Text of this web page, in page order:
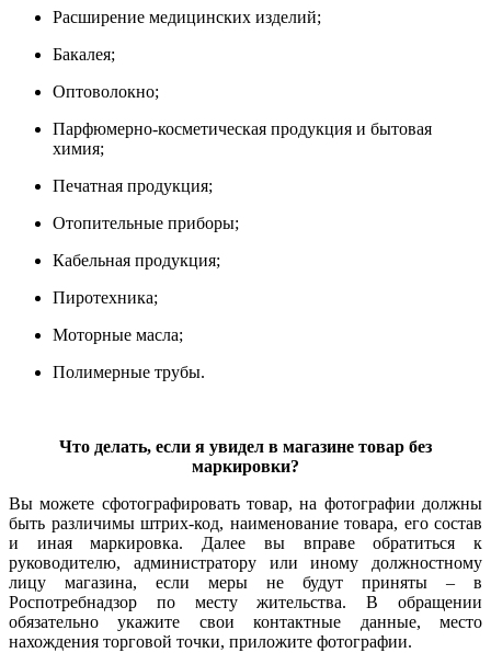
Расширение медицинских изделий;
Бакалея;
Оптоволокно;
Парфюмерно-косметическая продукция и бытовая
химия;
Печатная продукция;
Отопительные приборы;
Кабельная продукция;
Пиротехника;
Моторные масла;
Полимерные трубы.
Что делать, если я увидел в магазине товар без
маркировки?
Вы можете сфотографировать товар, на фотографии должны
быть различимы штрих-код, наименование товара, его состав
и иная маркировка. Далее вы вправе обратиться к
руководителю, администратору или иному должностному
лицу магазина, если меры не будут приняты – в
Роспотребнадзор по месту жительства. В обращении
обязательно укажите свои контактные данные, место
нахождения торговой точки, приложите фотографии.